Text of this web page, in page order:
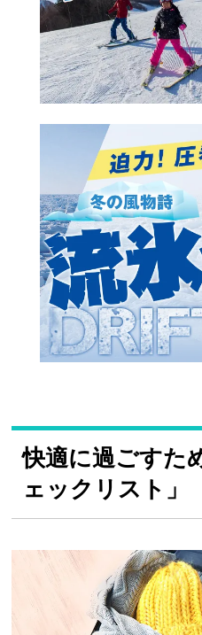
快適に過ごすた
ェックリスト」